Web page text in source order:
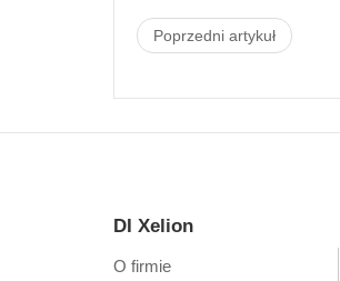
Poprzedni artykuł
DI Xelion
O firmie